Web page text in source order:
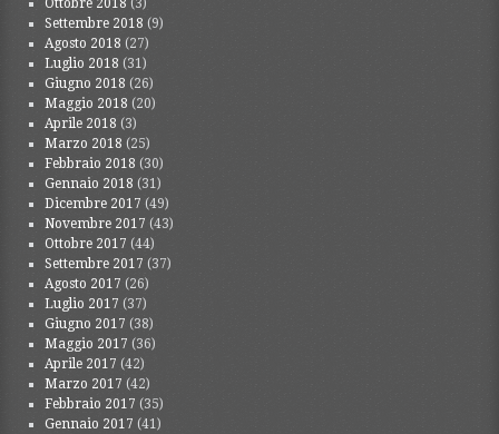
Ottobre 2018 (3)
Settembre 2018 (9)
Agosto 2018 (27)
Luglio 2018 (31)
Giugno 2018 (26)
Maggio 2018 (20)
Aprile 2018 (3)
Marzo 2018 (25)
Febbraio 2018 (30)
Gennaio 2018 (31)
Dicembre 2017 (49)
Novembre 2017 (43)
Ottobre 2017 (44)
Settembre 2017 (37)
Agosto 2017 (26)
Luglio 2017 (37)
Giugno 2017 (38)
Maggio 2017 (36)
Aprile 2017 (42)
Marzo 2017 (42)
Febbraio 2017 (35)
Gennaio 2017 (41)